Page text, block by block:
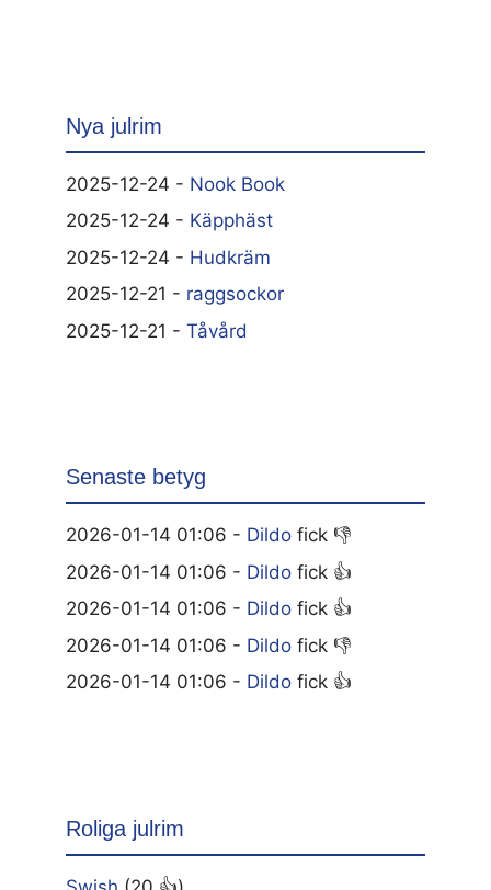
Nya julrim
2025-12-24 - Nook Book
2025-12-24 - Käpphäst
2025-12-24 - Hudkräm
2025-12-21 - raggsockor
2025-12-21 - Tåvård
Senaste betyg
2026-01-14 01:06 - Dildo fick 👎
2026-01-14 01:06 - Dildo fick 👍
2026-01-14 01:06 - Dildo fick 👍
2026-01-14 01:06 - Dildo fick 👎
2026-01-14 01:06 - Dildo fick 👍
Roliga julrim